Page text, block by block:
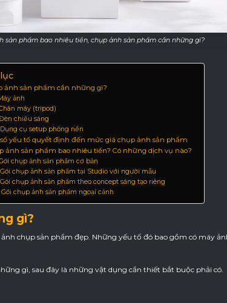
sản phẩm bao nhiêu tiền, chụp ảnh sản phẩm cần những gì?
ảnh sản phẩm cần những gì?
ảnh
máy (tripod)
chiếu sáng
Dụng cụ setup phông nền
yếu tố quyết định đến mức giá chụp ảnh sản phẩm
ảnh sản phẩm bao nhiêu tiền? Có những dịch vụ nào?
chụp ảnh sản phẩm cơ bản
Gói chụp ảnh sản phẩm tại Studio với người mẫu
Gói chụp ảnh sản phẩm theo concept sáng tạo riêng
Gói chụp ảnh sản phẩm ngoại cảnh
gì?
chụp sản phẩm đẹp. Những yếu tố đó bao gồm có máy
gì, sau đây là những vật dụng cần thiết bắt buộc phải có.